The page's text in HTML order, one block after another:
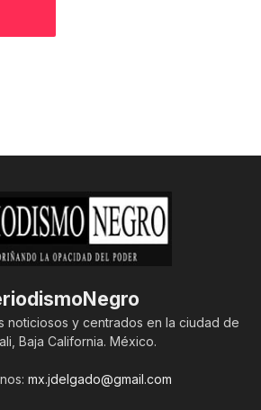
noticiosos y centrados en la ciudad de
Baja California. México.
mx.jdelgado@gmail.com